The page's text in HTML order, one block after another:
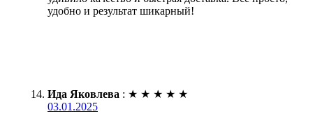
удобно и результат шикарный!
Ида Яковлева : ★ ★ ★ ★ ★
03.01.2025